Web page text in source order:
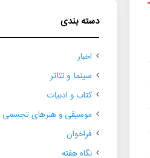
دسته بندی
اخبار
سینما و تئاتر
کتاب و ادبیات
موسیقی و هنرهای تجسمی
فراخوان
نگاه هفته